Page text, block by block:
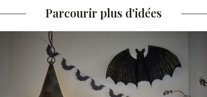
Parcourir plus d'idées